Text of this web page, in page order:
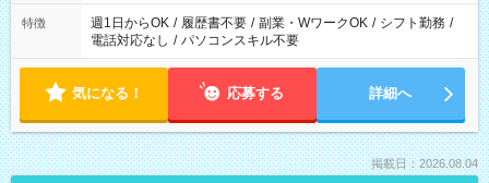
特徴 週1日からOK / 履歴書不要 / 副業・WワークOK / シフト勤務 /
電話対応なし / パソコンスキル不要
気になる！ 応募する 詳細へ
掲載日：2026.08.04